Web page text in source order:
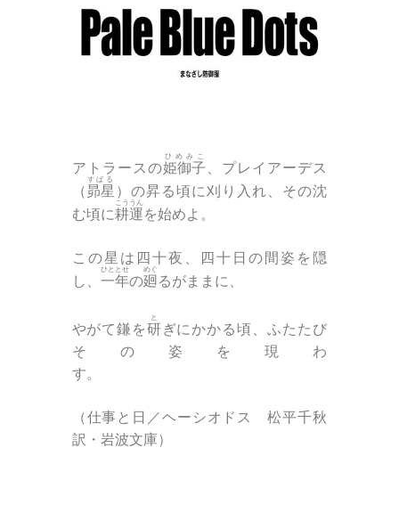
アトラースの姫御子
ひめみこ
、プレイアーデス
（ 昴星
すばる
）の昇る頃に刈り入れ、その沈
む頃に耕運
こううん
を始めよ。
この星は四十夜、四十日の間姿を隠
し、 一年
ひととせ
の廻
めぐ
るがままに、
やがて鎌を研
と
ぎにかかる頃、ふたたび
その姿を現わ
す。
（仕事と日／ヘーシオドス 松平千秋
訳・岩波文庫）